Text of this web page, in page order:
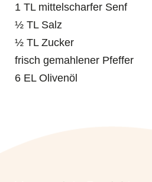
1 TL mittelscharfer Senf
½ TL Salz
½ TL Zucker
frisch gemahlener Pfeffer
6 EL Olivenöl